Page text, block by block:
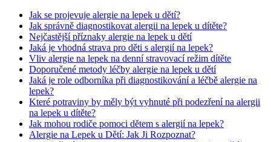
Jak se projevuje alergie na lepek u dětí?
Jak správně diagnostikovat alergii na lepek u dítěte?
Nejčastější příznaky alergie na lepek u dětí
Jaká je vhodná strava pro děti s alergií na lepek?
Vliv alergie na lepek na denní stravovací režim dítěte
Doporučené metody léčby alergie na lepek u dětí
Jaká je role odborníka při diagnostikování a léčbě alergie na
lepek?
Které potraviny by měly být vyhnuté při podezření na alergii
na lepek u dítěte?
Jak mohou rodiče pomoci dětem s alergií na lepek?
Alergie na Lepek u Dětí: Jak Ji Rozpoznat?